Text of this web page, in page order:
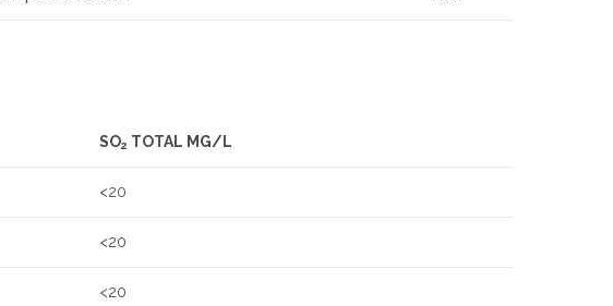
SO2 TOTAL MG/L
<20
<20
<20